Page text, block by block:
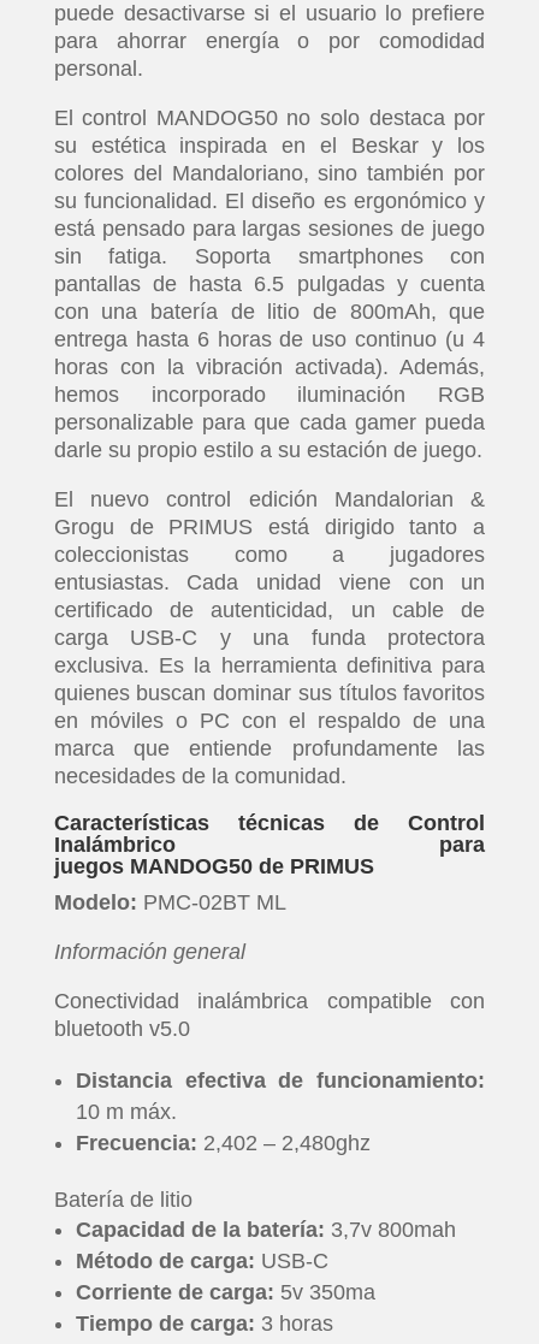
puede desactivarse si el usuario lo prefiere
para ahorrar energía o por comodidad
personal.
El control MANDOG50 no solo destaca por
su estética inspirada en el Beskar y los
colores del Mandaloriano, sino también por
su funcionalidad. El diseño es ergonómico y
está pensado para largas sesiones de juego
sin fatiga. Soporta smartphones con
pantallas de hasta 6.5 pulgadas y cuenta
con una batería de litio de 800mAh, que
entrega hasta 6 horas de uso continuo (u 4
horas con la vibración activada). Además,
hemos incorporado iluminación RGB
personalizable para que cada gamer pueda
darle su propio estilo a su estación de juego.
El nuevo control edición Mandalorian &
Grogu de PRIMUS está dirigido tanto a
coleccionistas como a jugadores
entusiastas. Cada unidad viene con un
certificado de autenticidad, un cable de
carga USB-C y una funda protectora
exclusiva. Es la herramienta definitiva para
quienes buscan dominar sus títulos favoritos
en móviles o PC con el respaldo de una
marca que entiende profundamente las
necesidades de la comunidad.
Características técnicas de Control
Inalámbrico para
juegos MANDOG50 de PRIMUS
Modelo: PMC-02BT ML
Información general
Conectividad inalámbrica compatible con
bluetooth v5.0
Distancia efectiva de funcionamiento:
10 m máx.
Frecuencia: 2,402 – 2,480ghz
Batería de litio
Capacidad de la batería: 3,7v 800mah
Método de carga: USB-C
Corriente de carga: 5v 350ma
Tiempo de carga: 3 horas